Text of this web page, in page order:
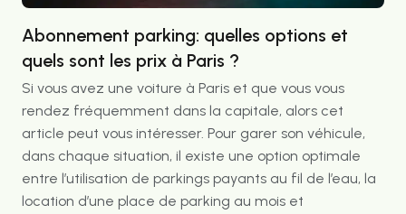
Abonnement parking: quelles options et
quels sont les prix à Paris ?
Si vous avez une voiture à Paris et que vous vous
rendez fréquemment dans la capitale, alors cet
article peut vous intéresser. Pour garer son véhicule,
dans chaque situation, il existe une option optimale
entre l’utilisation de parkings payants au fil de l’eau, la
location d’une place de parking au mois et